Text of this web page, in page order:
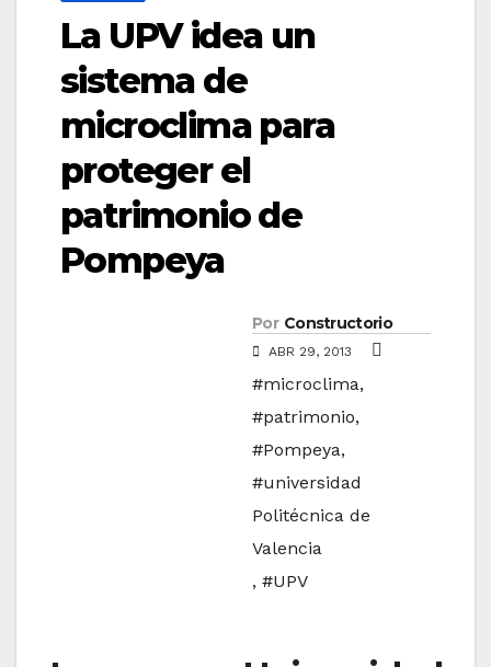
La UPV idea un
sistema de
microclima para
proteger el
patrimonio de
Pompeya
Por Constructorio
ABR 29, 2013
#microclima,
#patrimonio,
#Pompeya,
#universidad
Politécnica de
Valencia
, #UPV